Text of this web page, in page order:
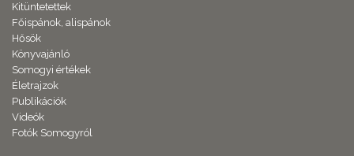
Kitüntetettek
Főispánok, alispánok
Hősök
Könyvajánló
Somogyi értékek
Életrajzok
Publikációk
Videók
Fotók Somogyról